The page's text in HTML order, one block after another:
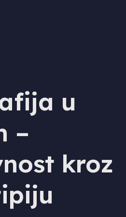
u
–
kroz